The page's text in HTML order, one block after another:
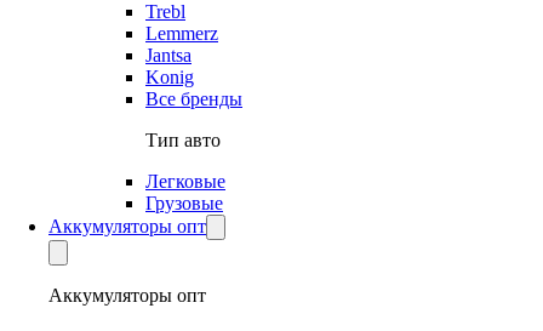
Trebl
Lemmerz
Jantsa
Konig
Все бренды
Тип авто
Легковые
Грузовые
Аккумуляторы опт
Аккумуляторы опт